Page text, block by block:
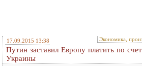
17.09.2015 13:38 Экономика,
Путин заставил Европу платить по
Украины